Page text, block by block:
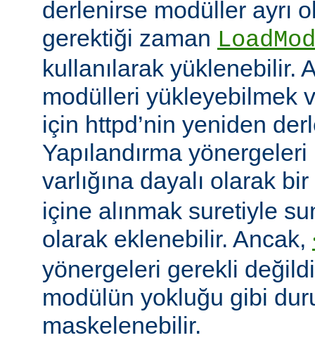
derlenirse modüller ayrı
gerektiği zaman
kullanılarak yüklenebilir.
modülleri yükleyebilmek
için httpd’nin yeniden
Yapılandırma
varlığına dayalı olarak bir
içine alınmak suretiyle
olarak eklenebilir. Ancak,
yönergeleri gerekli
modülün yokluğu gibi
maskelenebilir.